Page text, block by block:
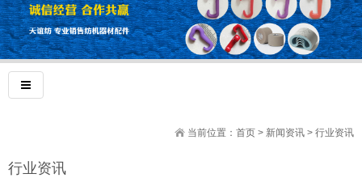
当前位置： 首页 > 新闻资讯 > 行业资讯
行业资讯